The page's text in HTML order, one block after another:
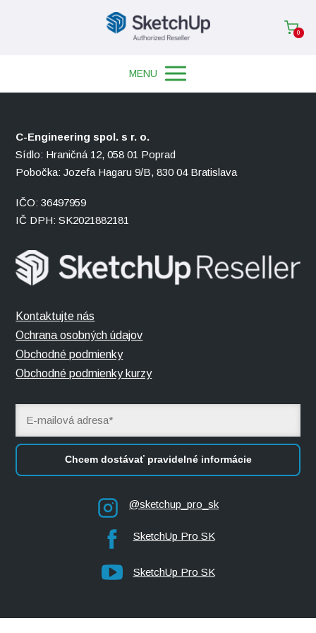
0
MENU
C-Engineering spol. s r. o.
Sídlo: Hraničná 12, 058 01 Poprad
Pobočka: Jozefa Hagaru 9/B, 830 04 Bratislava
IČO: 36497959
IČ DPH: SK2021882181
Kontaktujte nás
Ochrana osobných údajov
Obchodné podmienky
Obchodné podmienky kurzy
Chcem dostávať pravidelné informácie
@sketchup_pro_sk
SketchUp Pro SK
SketchUp Pro SK